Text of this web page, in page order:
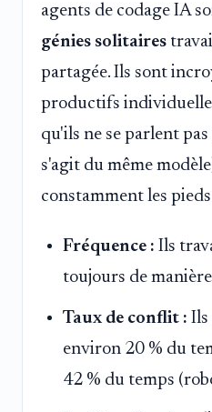
agents de codage IA
génies solitaires
partagée. Ils sont
productifs
qu'ils ne se parlent
s'agit du même
constamment les
Fréquence : Ils
toujours de
Taux de conflit : Ils
environ 20 % du
42 % du temps